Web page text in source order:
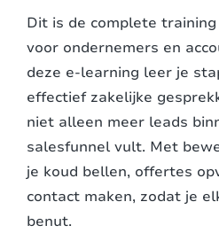
Dit is de complete training
voor ondernemers en
deze e-learning leer je
effectief zakelijke
niet alleen meer leads
salesfunnel vult. Met
je koud bellen, offertes
contact maken, zodat je
benut.